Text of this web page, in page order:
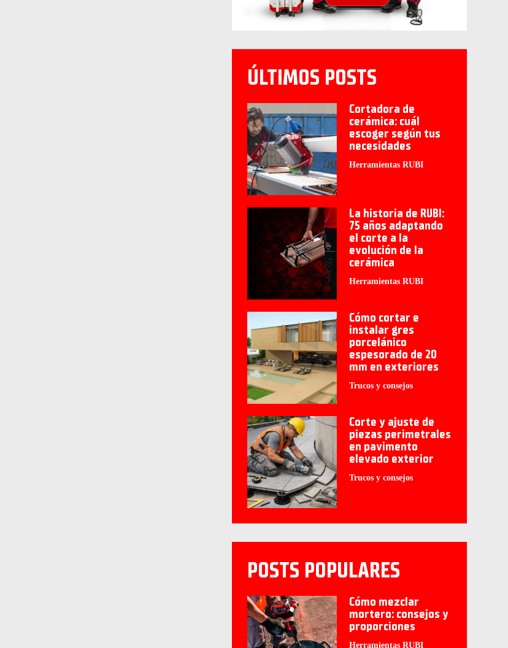
ÚLTIMOS POSTS
Cortadora de
cerámica: cuál
escoger según tus
necesidades
Herramientas RUBI
La historia de RUBI:
75 años adaptando
el corte a la
evolución de la
cerámica
Herramientas RUBI
Cómo cortar e
instalar gres
porcelánico
espesorado de 20
mm en exteriores
Trucos y consejos
Corte y ajuste de
piezas perimetrales
en pavimento
elevado exterior
Trucos y consejos
POSTS POPULARES
Cómo mezclar
mortero: consejos y
proporciones
Herramientas RUBI